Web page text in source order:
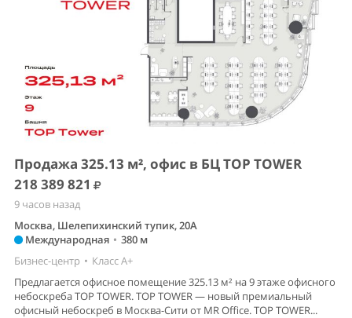
Продажа 325.13 м², офис в БЦ TOP TOWER
218 389 821
9 часов назад
Москва, Шелепихинский тупик, 20А
Международная • 380 м
Бизнес-центр • Класс A+
Предлагается офисное помещение 325.13 м² на 9 этаже офисного
небоскреба TOP TOWER. TOP TOWER — новый премиальный
офисный небоскреб в Москва-Сити от MR Office. TOP TOWER...